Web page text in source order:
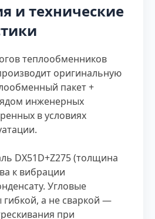
и технические
теплообменников
оригинальную
пакет +
инженерных
в условиях
DX51D+Z275 (толщина
к вибрации
Угловые
а не сваркой —
при